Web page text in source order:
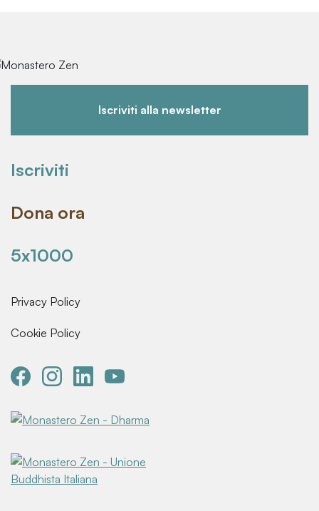
Iscriviti alla newsletter
Iscriviti
Dona ora
5x1000
Privacy Policy
Cookie Policy